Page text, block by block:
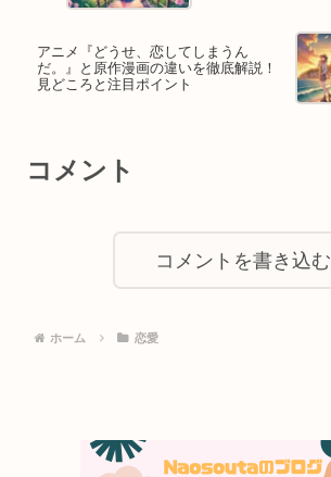
アニメ『どうせ、恋してしまうん
だ。』と原作漫画の違いを徹底解説！
見どころと注目ポイント
コメント
コメントを書き込む
ホーム 恋愛